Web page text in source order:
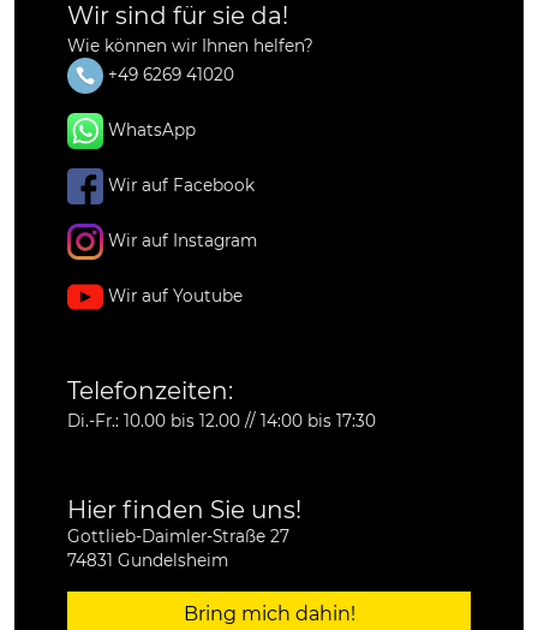
Wir sind für sie da!
Wie können wir Ihnen helfen?
+49 6269 41020
WhatsApp
Wir auf Facebook
Wir auf Instagram
Wir auf Youtube
Telefonzeiten:
Di.-Fr.: 10.00 bis 12.00 // 14:00 bis 17:30
Hier finden Sie uns!
Gottlieb-Daimler-Straße 27
74831 Gundelsheim
Bring mich dahin!